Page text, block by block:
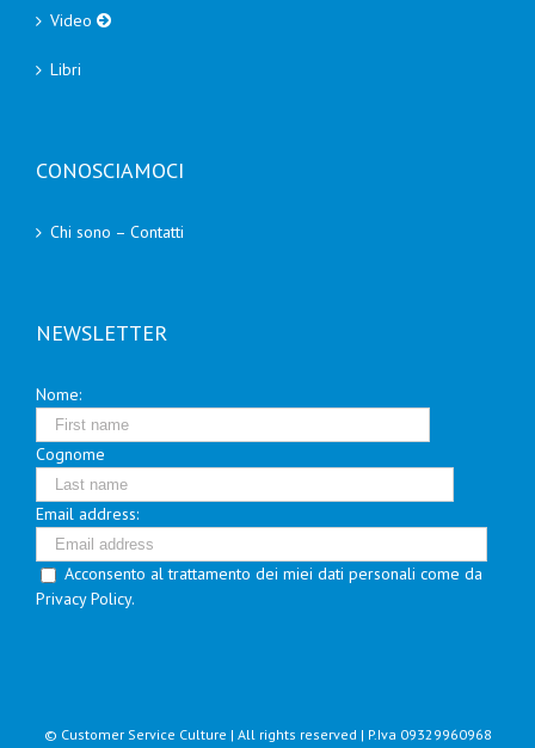
Video
Libri
CONOSCIAMOCI
Chi sono – Contatti
NEWSLETTER
Nome:
Cognome
Email address:
Acconsento al trattamento dei miei dati personali come da
Privacy Policy.
© Customer Service Culture | All rights reserved | P.Iva 09329960968